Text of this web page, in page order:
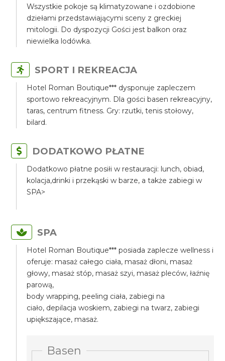
Wszystkie pokoje są klimatyzowane i ozdobione
dziełami przedstawiającymi sceny z greckiej
mitologii. Do dyspozycji Gości jest balkon oraz
niewielka lodówka.
SPORT I REKREACJA
Hotel Roman Boutique*** dysponuje zapleczem
sportowo rekreacyjnym. Dla gości basen rekreacyjny,
taras, centrum fitness. Gry: rzutki, tenis stołowy,
bilard.
DODATKOWO PŁATNE
Dodatkowo płatne posiłi w restauracji: lunch, obiad,
kolacja,drinki i przekąski w barze, a także zabiegi w
SPA>
SPA
Hotel Roman Boutique*** posiada zaplecze wellness i
oferuje: masaż całego ciała, masaż dłoni, masaż
głowy, masaż stóp, masaż szyi, masaż pleców, łaźnię
parową,
body wrapping, peeling ciała, zabiegi na
ciało, depilacja woskiem, zabiegi na twarz, zabiegi
upiększające, masaż.
Basen